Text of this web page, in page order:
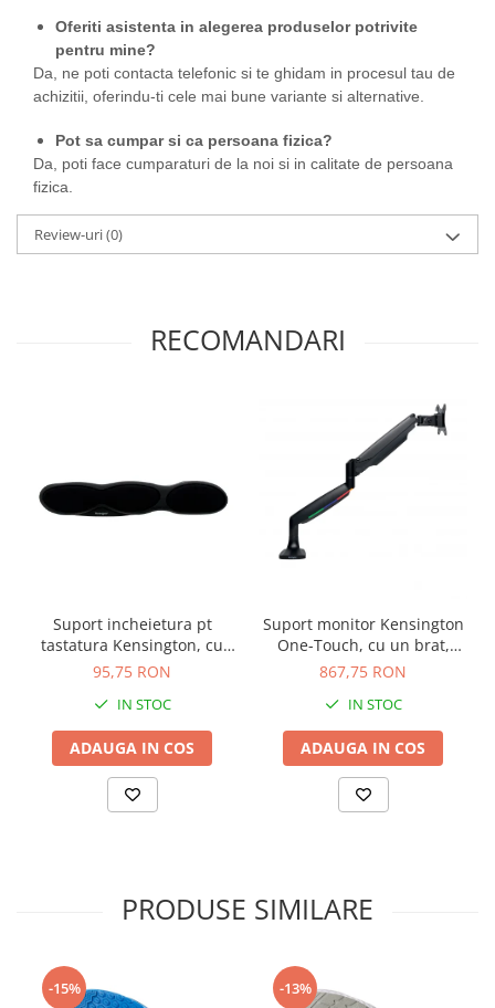
Oferiti asistenta in alegerea produselor potrivite
pentru mine?
Da, ne poti contacta telefonic si te ghidam in procesul tau de
achizitii, oferindu-ti cele mai bune variante si alternative.
Pot sa cumpar si ca persoana fizica?
Da, poti face cumparaturi de la noi si in calitate de persoana
fizica.
Review-uri(0)
RECOMANDARI
Suport incheietura pt
tastatura Kensington, cu
spuma, negru
95,75 RON
IN STOC
ADAUGA IN COS
Suport monitor Kensington
One-Touch, cu un brat,
negru
867,75 RON
IN STOC
ADAUGA IN COS
PRODUSE SIMILARE
-15% -13%